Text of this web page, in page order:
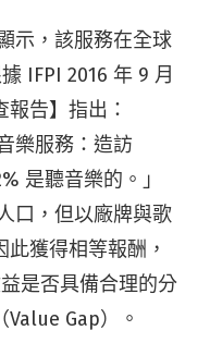
示，該服務在全球
IFPI 2016 年 9 月
告】指出：
樂服務：造訪
是聽音樂的。」
口，但以廠牌與歌
獲得相等報酬，
是否具備合理的分
Gap）。